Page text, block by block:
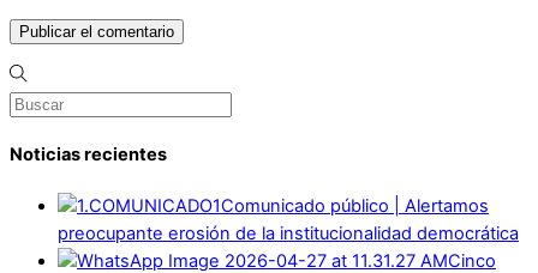
Noticias recientes
Comunicado público | Alertamos
preocupante erosión de la institucionalidad democrática
Cinco